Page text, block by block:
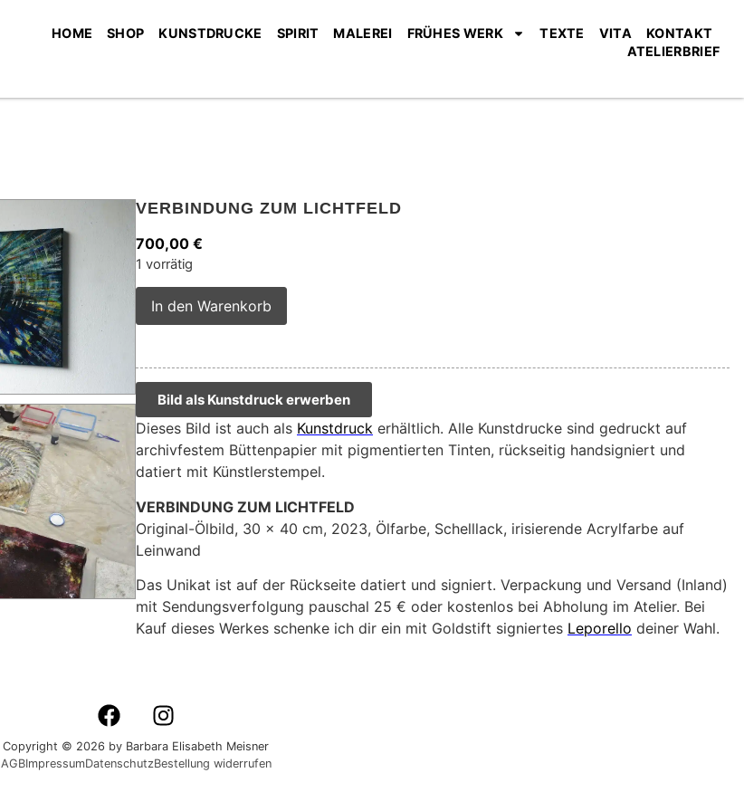
HOME SHOP KUNSTDRUCKE SPIRIT MALEREI FRÜHES WERK TEXTE VITA
KONTAKT
ATELIERBRIEF
VERBINDUNG ZUM LICHTFELD
700,00 €
1 vorrätig
In den Warenkorb
Bild als Kunstdruck erwerben
Dieses Bild ist auch als Kunstdruck erhältlich. Alle Kunstdrucke sind gedruckt auf
archivfestem Büttenpapier mit pigmentierten Tinten, rückseitig handsigniert und
datiert mit Künstlerstempel.
VERBINDUNG ZUM LICHTFELD
Original-Ölbild, 30 x 40 cm, 2023, Ölfarbe, Schelllack, irisierende Acrylfarbe auf
Leinwand
Das Unikat ist auf der Rückseite datiert und signiert. Verpackung und Versand (Inland)
mit Sendungsverfolgung pauschal 25 € oder kostenlos bei Abholung im Atelier. Bei
Kauf dieses Werkes schenke ich dir ein mit Goldstift signiertes Leporello deiner Wahl.
Copyright © 2026 by Barbara Elisabeth Meisner
AGBImpressumDatenschutzBestellung widerrufen